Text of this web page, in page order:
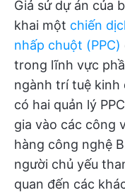
Giả sử dự án của
khai một chiến
nhấp chuột (PPC)
trong lĩnh vực
ngành trí tuệ kinh
có hai quản lý
gia vào các công
hàng công nghệ
người chủ yếu
quan đến các